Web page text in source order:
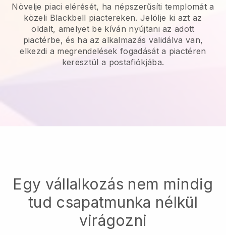
Növelje piaci elérését, ha népszerűsíti templomát a
közeli Blackbell piactereken. Jelölje ki azt az
oldalt, amelyet be kíván nyújtani az adott
piactérbe, és ha az alkalmazás validálva van,
elkezdi a megrendelések fogadását a piactéren
keresztül a postafiókjába.
Egy vállalkozás nem mindig
tud csapatmunka nélkül
virágozni